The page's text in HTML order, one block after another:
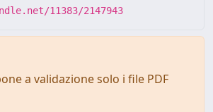
11383/2147943
a validazione solo i file PDF